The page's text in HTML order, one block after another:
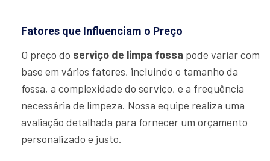
Fatores que Influenciam o Preço
O preço do serviço de limpa fossa pode variar com
base em vários fatores, incluindo o tamanho da
fossa, a complexidade do serviço, e a frequência
necessária de limpeza. Nossa equipe realiza uma
avaliação detalhada para fornecer um orçamento
personalizado e justo.